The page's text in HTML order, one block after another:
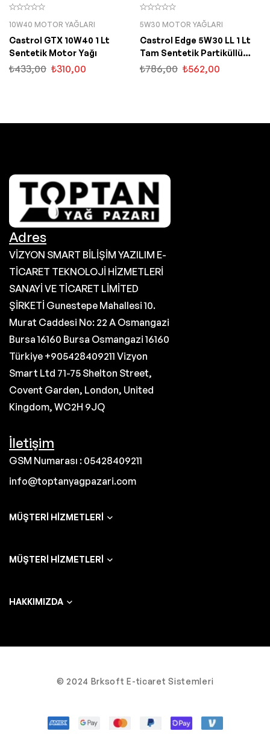
10W40 MOTOR YAĞLARI
Castrol GTX 10W40 1 Lt
Sentetik Motor Yağı
₺433,00 ₺310,00
5W30 MOTOR YAĞLARI
Castrol Edge 5W30 LL 1 Lt
Tam Sentetik Partiküllü
Motor Yağı
₺786,00 ₺562,00
Adres
VİZYON SMART BİLİŞİM YAZILIM E-
TİCARET TEKNOLOJİ HİZMETLERİ
SANAYİ VE TİCARET LİMİTED
ŞİRKETİ Gunestepe Mahallesi 10.
Murat Caddesi No: 22 A Osmangazi
Bursa 16160 Bursa Osmangazi 16160
Türkiye +905428409211 Vizyon
Smart Ltd 71-75 Shelton Street,
Covent Garden, London, United
Kingdom, WC2H 9JQ
İletişim
GSM Numarası : 05428409211
info@toptanyagpazari.com
MÜŞTERI HIZMETLERI
MÜŞTERI HIZMETLERI
HAKKIMIZDA
© 2024 Brksoft E-ticaret Sistemleri